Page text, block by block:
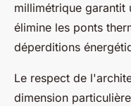
millimétrique garantit
élimine les ponts
déperditions
Le respect de
dimension